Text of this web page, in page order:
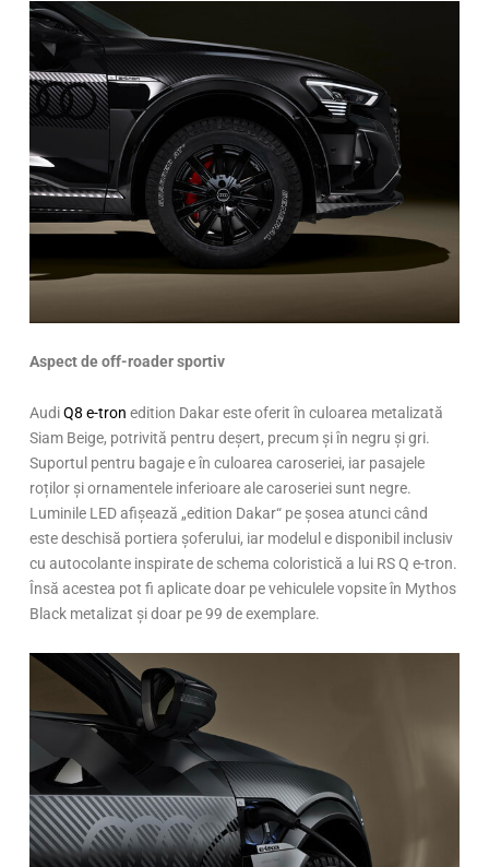
Aspect de off-roader sportiv
AudiQ8 e-tron edition Dakar este oferit în culoarea metalizată
Siam Beige, potrivită pentru deșert, precum și în negru și gri.
Suportul pentru bagaje e în culoarea caroseriei, iar pasajele
roților și ornamentele inferioare ale caroseriei sunt negre.
Luminile LED afișează „edition Dakar“ pe șosea atunci când
este deschisă portiera șoferului, iar modelul e disponibil inclusiv
cu autocolante inspirate de schema coloristică a lui RS Q e-tron.
Însă acestea pot fi aplicate doar pe vehiculele vopsite în Mythos
Black metalizat și doar pe 99 de exemplare.